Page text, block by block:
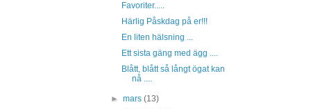
Favoriter.....
Härlig Påskdag på er!!!
En liten hälsning ...
Ett sista gäng med ägg ....
Blått, blått så långt ögat kan
nå ....
►mars(13)